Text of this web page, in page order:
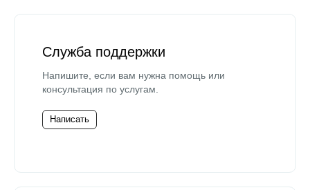
Служба поддержки
Напишите, если вам нужна помощь или
консультация по услугам.
Написать